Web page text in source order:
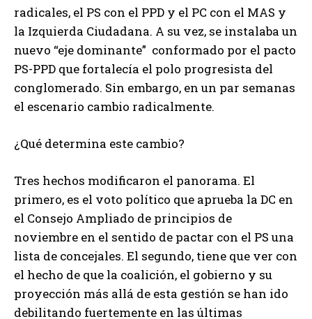
radicales, el PS con el PPD y el PC con el MAS y
la Izquierda Ciudadana. A su vez, se instalaba un
nuevo “eje dominante” conformado por el pacto
PS-PPD que fortalecía el polo progresista del
conglomerado. Sin embargo, en un par semanas
el escenario cambio radicalmente.
¿Qué determina este cambio?
Tres hechos modificaron el panorama. El
primero, es el voto político que aprueba la DC en
el Consejo Ampliado de principios de
noviembre en el sentido de pactar con el PS una
lista de concejales. El segundo, tiene que ver con
el hecho de que la coalición, el gobierno y su
proyección más allá de esta gestión se han ido
debilitando fuertemente en las últimas